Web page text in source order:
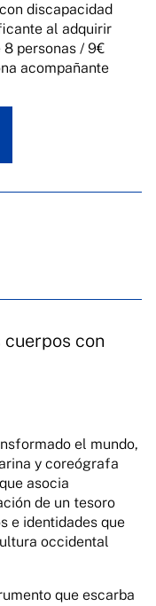
discapacidad
al adquirir
personas / 9€
acompañante
cuerpos con
el mundo,
y coreógrafa
asocia
de un tesoro
e identidades que
occidental
que escarba